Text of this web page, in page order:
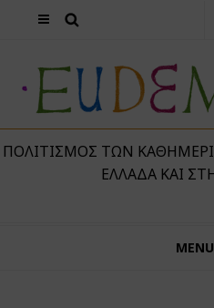
ΤΩΝ
ΕΛΛΆΔΑ ΚΑΙ
MENU